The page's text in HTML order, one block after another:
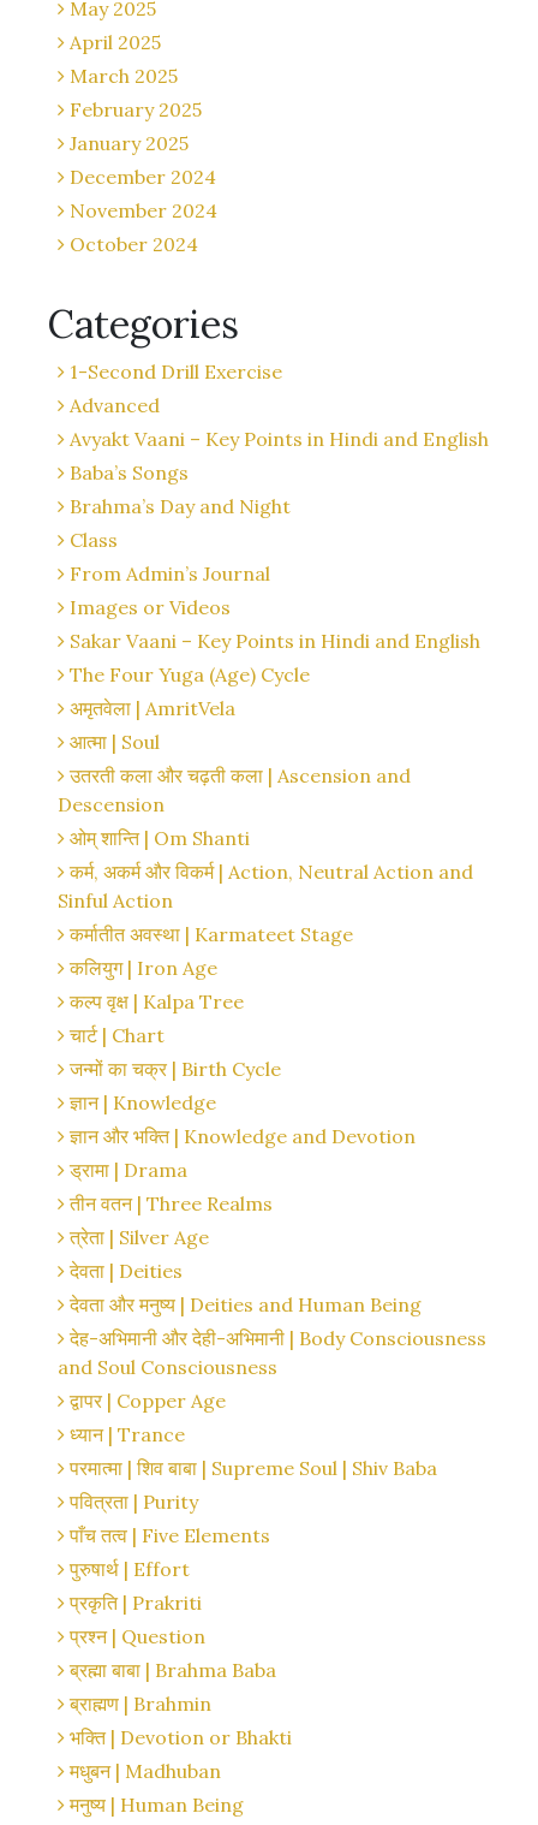
May 2025
April 2025
March 2025
February 2025
January 2025
December 2024
November 2024
October 2024
Categories
1-Second Drill Exercise
Advanced
Avyakt Vaani – Key Points in Hindi and English
Baba’s Songs
Brahma’s Day and Night
Class
From Admin’s Journal
Images or Videos
Sakar Vaani – Key Points in Hindi and English
The Four Yuga (Age) Cycle
अमृतवेला | AmritVela
आत्मा | Soul
उतरती कला और चढ़ती कला | Ascension and
Descension
ओम् शान्ति | Om Shanti
कर्म, अकर्म और विकर्म | Action, Neutral Action and
Sinful Action
कर्मातीत अवस्था | Karmateet Stage
कलियुग | Iron Age
कल्प वृक्ष | Kalpa Tree
चार्ट | Chart
जन्मों का चक्र | Birth Cycle
ज्ञान | Knowledge
ज्ञान और भक्ति | Knowledge and Devotion
ड्रामा | Drama
तीन वतन | Three Realms
त्रेता | Silver Age
देवता | Deities
देवता और मनुष्य | Deities and Human Being
देह-अभिमानी और देही-अभिमानी | Body Consciousness
and Soul Consciousness
द्वापर | Copper Age
ध्यान | Trance
परमात्मा | शिव बाबा | Supreme Soul | Shiv Baba
पवित्रता | Purity
पाँच तत्व | Five Elements
पुरुषार्थ | Effort
प्रकृति | Prakriti
प्रश्न | Question
ब्रह्मा बाबा | Brahma Baba
ब्राह्मण | Brahmin
भक्ति | Devotion or Bhakti
मधुबन | Madhuban
मनुष्य | Human Being